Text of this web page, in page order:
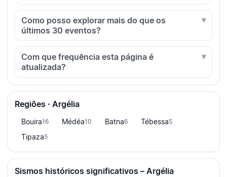
Como posso explorar mais do que os
últimos 30 eventos?
Com que frequência esta página é
atualizada?
Regiões · Argélia
Bouira16 Médéa10 Batna6 Tébessa5
Tipaza5
Sismos históricos significativos – Argélia